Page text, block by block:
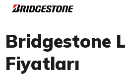
Bridgestone
Fiyatları